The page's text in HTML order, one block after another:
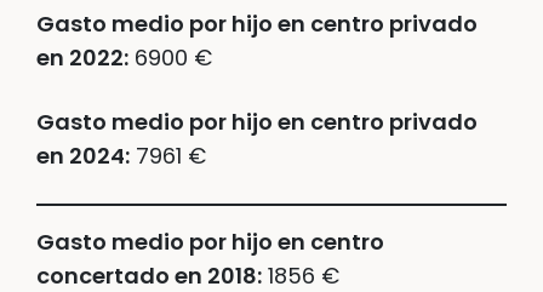
Gasto medio por hijo en centro privado
en 2022: 6900 €
Gasto medio por hijo en centro privado
en 2024: 7961 €
Gasto medio por hijo en centro
concertado en 2018: 1856 €